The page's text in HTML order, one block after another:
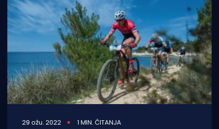
29 ožu. 2022 1 MIN. ČITANJA